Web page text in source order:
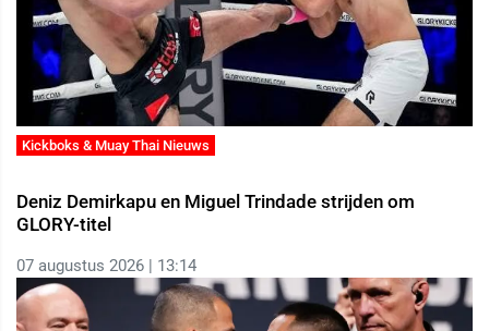
Kickboks & Muay Thai Nieuws
Deniz Demirkapu en Miguel Trindade strijden om
GLORY-titel
07 augustus 2026 | 13:14